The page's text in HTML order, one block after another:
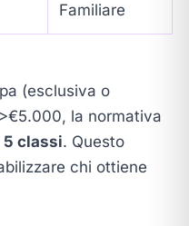
Familiare
(esclusiva o
la normativa
5 classi. Questo
chi ottiene